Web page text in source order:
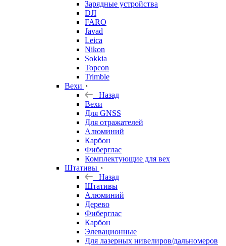
Зарядные устройства
DJI
FARO
Javad
Leica
Nikon
Sokkia
Topcon
Trimble
Вехи
Назад
Вехи
Для GNSS
Для отражателей
Алюминий
Карбон
Фиберглас
Комплектующие для вех
Штативы
Назад
Штативы
Алюминий
Дерево
Фиберглас
Карбон
Элевационные
Для лазерных нивелиров/дальномеров